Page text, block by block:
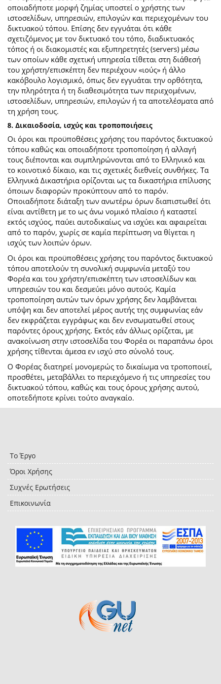
οποιαδήποτε μορφή ζημίας υποστεί ο χρήστης των
ιστοσελίδων, υπηρεσιών, επιλογών και περιεχομένων του
δικτυακού τόπου. Επίσης δεν εγγυάται ότι κάθε
σχετιζόμενος με τον δικτυακό του τόπο, διαδικτυακός
τόπος ή οι διακομιστές και εξυπηρετητές (servers) μέσω
των οποίων κάθε σχετική υπηρεσία τίθεται στη διάθεσή
του χρήστη/επισκέπτη δεν περιέχουν «ιούς» ή άλλο
κακόβουλο λογισμικό, όπως δεν εγγυάται την ορθότητα,
την πληρότητα ή τη διαθεσιμότητα των περιεχομένων,
ιστοσελίδων, υπηρεσιών, επιλογών ή τα αποτελέσματα από
τη χρήση τους.
8. Δικαιοδοσία, ισχύς και τροποποιήσεις
Οι όροι και προϋποθέσεις χρήσης του παρόντος δικτυακού
τόπου καθώς και οποιαδήποτε τροποποίηση ή αλλαγή
τους διέπονται και συμπληρώνονται από το Ελληνικό και
το κοινοτικό δίκαιο, και τις σχετικές διεθνείς συνθήκες. Τα
Ελληνικά Δικαστήρια ορίζονται ως τα δικαστήρια επίλυσης
όποιων διαφορών προκύπτουν από το παρόν.
Οποιαδήποτε διάταξη των ανωτέρω όρων διαπιστωθεί ότι
είναι αντίθετη με το ως άνω νομικό πλαίσιο ή καταστεί
εκτός ισχύος, παύει αυτοδικαίως να ισχύει και αφαιρείται
από το παρόν, χωρίς σε καμία περίπτωση να θίγεται η
ισχύς των λοιπών όρων.
Οι όροι και προϋποθέσεις χρήσης του παρόντος δικτυακού
τόπου αποτελούν τη συνολική συμφωνία μεταξύ του
Φορέα και του χρήστη/επισκέπτη των ιστοσελίδων και
υπηρεσιών του και δεσμεύει μόνο αυτούς. Καμία
τροποποίηση αυτών των όρων χρήσης δεν λαμβάνεται
υπόψη και δεν αποτελεί μέρος αυτής της συμφωνίας εάν
δεν εκφράζεται εγγράφως και δεν ενσωματωθεί στους
παρόντες όρους χρήσης. Εκτός εάν άλλως ορίζεται, με
ανακοίνωση στην ιστοσελίδα του Φορέα οι παραπάνω όροι
χρήσης τίθενται άμεσα εν ισχύ στο σύνολό τους.
Ο Φορέας διατηρεί μονομερώς το δικαίωμα να τροποποιεί,
προσθέτει, μεταβάλλει το περιεχόμενο ή τις υπηρεσίες του
δικτυακού τόπου, καθώς και τους όρους χρήσης αυτού,
οποτεδήποτε κρίνει τούτο αναγκαίο.
Το Έργο
Όροι Χρήσης
Συχνές Ερωτήσεις
Επικοινωνία